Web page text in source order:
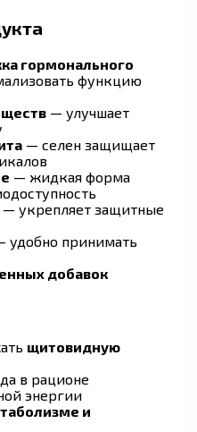
гормонального
функцию
— улучшает
— селен защищает
— жидкая форма
— укрепляет защитные
удобно принимать
добавок
щитовидную
в рационе
энергии
и